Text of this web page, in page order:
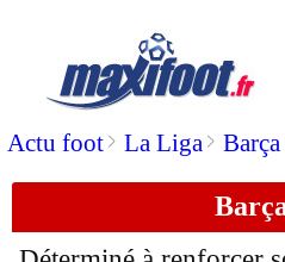
Actu foot> La Liga> Barça
Racisme :
09/10 Barça: Roberto
:
09/10 Barça: en fin